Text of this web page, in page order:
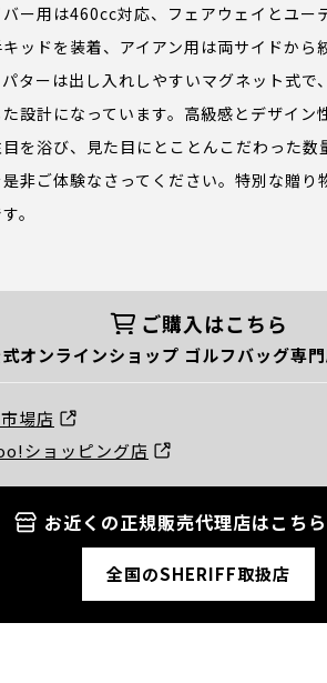
バー用は460cc対応、フェアウェイとユー
キッドを装着、アイアン用は両サイドから
ターは出し入れしやすいマグネット式で
設計になっています。高級感とデザイン
を浴び、見た目にとことんこだわった数
非ご体験なさってください。特別な贈り
。
ご購入はこちら
オンラインショップ ゴルフバッグ専
場店
ショッピング店
お近くの正規販売代理店はこち
全国のSHERIFF取扱店